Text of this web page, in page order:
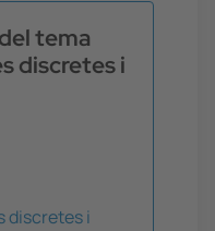
tema
discretes i
discretes i